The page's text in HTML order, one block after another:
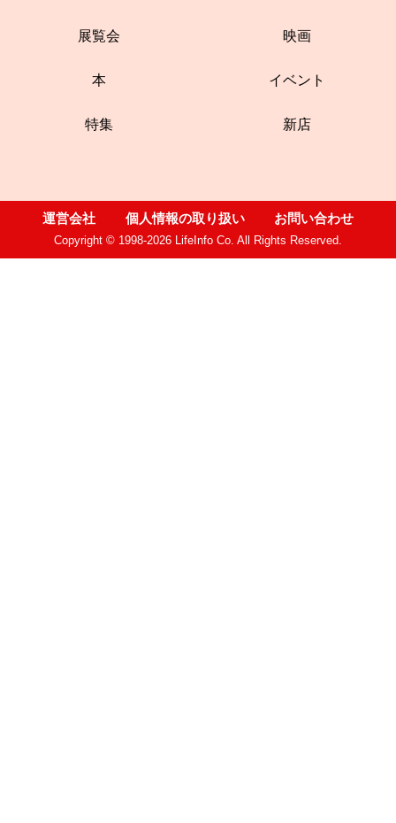
展覧会 映画
本 イベント
特集 新店
運営会社 個人情報の取り扱い お問い合わせ
Copyright © 1998-2026 LifeInfo Co. All Rights Reserved.